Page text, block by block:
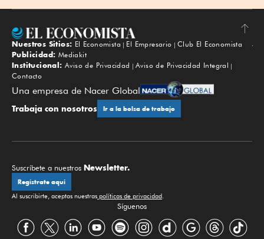
Subir
Nuestros Sitios: El Economista El Empresario
Club El Economista
Publicidad: Mediakit
Institucional: Aviso de Privacidad
Aviso de Privacidad Integral
Contacto
Una empresa de Nacer Global
Trabaja con nosotros Ir a la bolsa de trabajo
Suscríbete a nuestros Newsletter.
Regístrate aquí
Al suscribirte, aceptas nuestras políticas de privacidad.
Síguenos